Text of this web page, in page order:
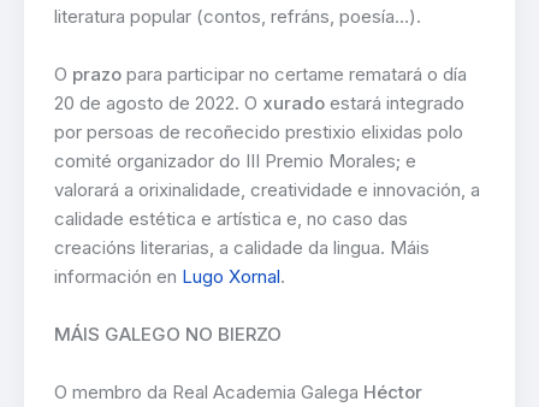
literatura popular (contos, refráns, poesía…).
O prazo para participar no certame rematará o día
20 de agosto de 2022. O xurado estará integrado
por persoas de recoñecido prestixio elixidas polo
comité organizador do III Premio Morales; e
valorará a orixinalidade, creatividade e innovación, a
calidade estética e artística e, no caso das
creacións literarias, a calidade da lingua. Máis
información en Lugo Xornal.
MÁIS GALEGO NO BIERZO
O membro da Real Academia Galega Héctor